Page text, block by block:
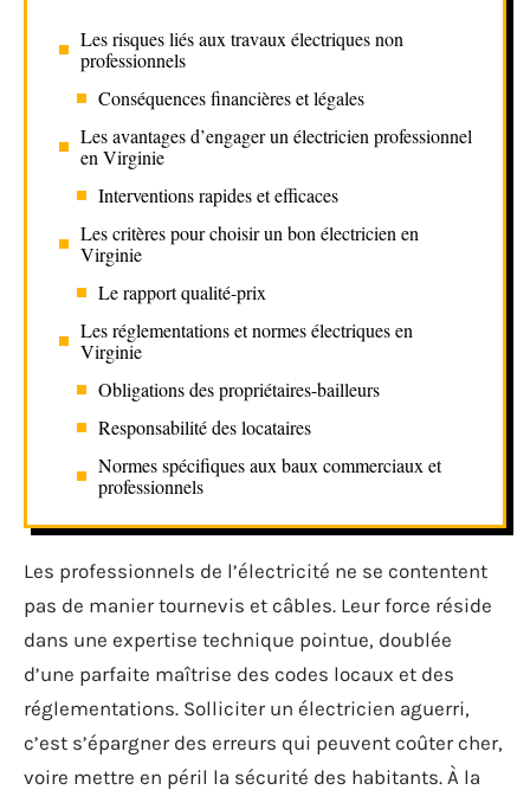
Les risques liés aux travaux électriques non
professionnels
Conséquences financières et légales
Les avantages d’engager un électricien professionnel
en Virginie
Interventions rapides et efficaces
Les critères pour choisir un bon électricien en
Virginie
Le rapport qualité-prix
Les réglementations et normes électriques en
Virginie
Obligations des propriétaires-bailleurs
Responsabilité des locataires
Normes spécifiques aux baux commerciaux et
professionnels
Les professionnels de l’électricité ne se contentent
pas de manier tournevis et câbles. Leur force réside
dans une expertise technique pointue, doublée
d’une parfaite maîtrise des codes locaux et des
réglementations. Solliciter un électricien aguerri,
c’est s’épargner des erreurs qui peuvent coûter cher,
voire mettre en péril la sécurité des habitants. À la